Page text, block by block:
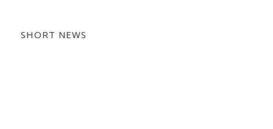
SHORT NEWS